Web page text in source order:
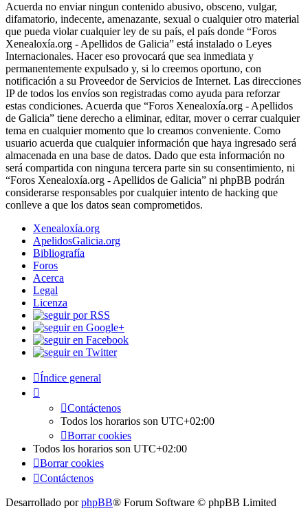
Acuerda no enviar ningun contenido abusivo, obsceno, vulgar,
difamatorio, indecente, amenazante, sexual o cualquier otro material
que pueda violar cualquier ley de su país, el país donde “Foros
Xenealoxía.org - Apellidos de Galicia” está instalado o Leyes
Internacionales. Hacer eso provocará que sea inmediata y
permanentemente expulsado y, si lo creemos oportuno, con
notificación a su Proveedor de Servicios de Internet. Las direcciones
IP de todos los envíos son registradas como ayuda para reforzar
estas condiciones. Acuerda que “Foros Xenealoxía.org - Apellidos
de Galicia” tiene derecho a eliminar, editar, mover o cerrar cualquier
tema en cualquier momento que lo creamos conveniente. Como
usuario acuerda que cualquier información que haya ingresado será
almacenada en una base de datos. Dado que esta información no
será compartida con ninguna tercera parte sin su consentimiento, ni
“Foros Xenealoxía.org - Apellidos de Galicia” ni phpBB podrán
considerarse responsables por cualquier intento de hacking que
conlleve a que los datos sean comprometidos.
Xenealoxía.org
ApelidosGalicia.org
Bibliografía
Foros
Acerca
Legal
Licenza
Índice general
Contáctenos
Todos los horarios son UTC+02:00
Borrar cookies
Todos los horarios son UTC+02:00
Borrar cookies
Contáctenos
Desarrollado porphpBB® Forum Software © phpBB Limited